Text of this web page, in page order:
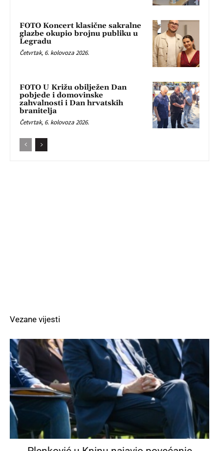
FOTO Koncert klasične sakralne
glazbe okupio brojnu publiku u
Legradu
Četvrtak, 6. kolovoza 2026.
FOTO U Križu obilježen Dan
pobjede i domovinske
zahvalnosti i Dan hrvatskih
branitelja
Četvrtak, 6. kolovoza 2026.
Vezane vijesti